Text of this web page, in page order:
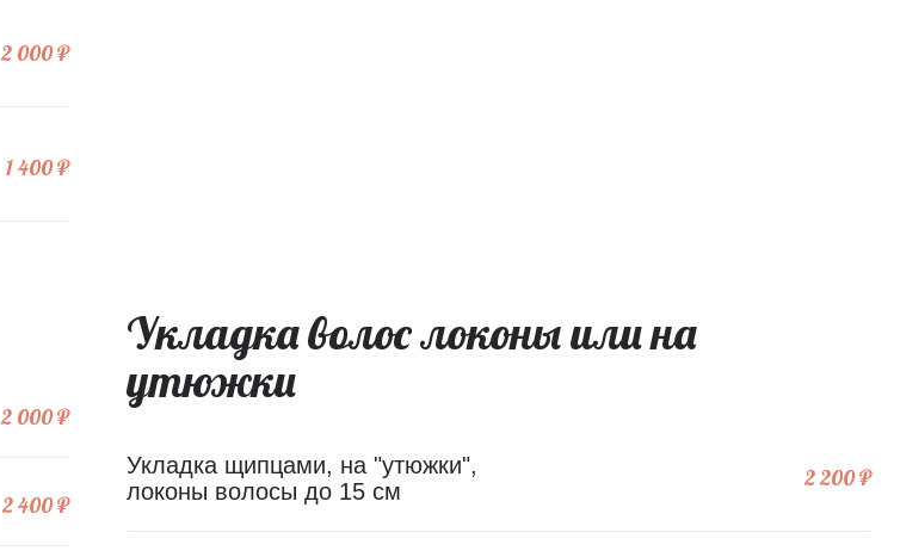
2 000 ₽
1 400 ₽
2 000 ₽
2 400 ₽
Укладка волос локоны или на
утюжки
Укладка щипцами, на "утюжки",
локоны волосы до 15 см
2 200 ₽